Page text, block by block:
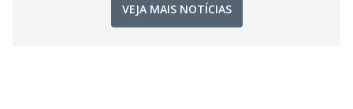
VEJA MAIS NOTÍCIAS